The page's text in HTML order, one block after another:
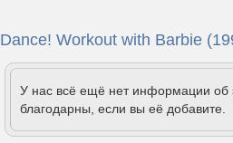
Dance! Workout with Barbie
У нас всё ещё нет информации
благодарны, если вы её добавите.